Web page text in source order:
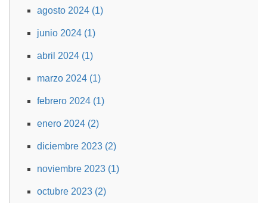
agosto 2024 (1)
junio 2024 (1)
abril 2024 (1)
marzo 2024 (1)
febrero 2024 (1)
enero 2024 (2)
diciembre 2023 (2)
noviembre 2023 (1)
octubre 2023 (2)